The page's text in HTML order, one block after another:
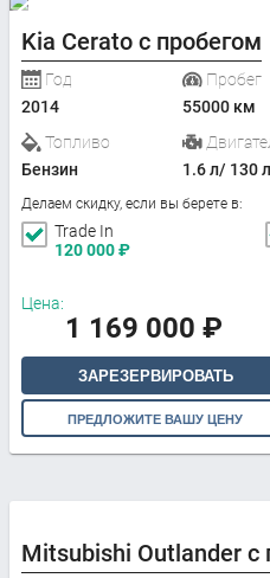
Kia Cerato с пробегом
Год
2014
Пробег
55000 км
Топливо
Бензин
1.6 л/ 130
Делаем скидку, если вы берете в:
Trade In
120 000₽
Цена:
1 169 000 ₽
ЗАРЕЗЕРВИРОВАТЬ
ПРЕДЛОЖИТЕ ВАШУ ЦЕНУ
Mitsubishi Outlander с